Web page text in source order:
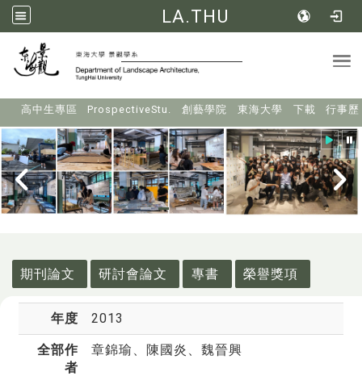
LA.THU
高中生專區 ProspectiveStu. 創藝學院 東海大學 下載 行事歷
期刊論文
研討會論文 專書 榮譽獎項
年度 2013
全部作
者
章錦瑜 、陳國炎、魏晉興